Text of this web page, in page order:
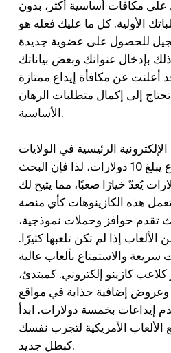
مكافآت أساسية أكثر، بدون
الأولية. كل ما عليك فعله هو
للحصول على عضوية جديدة
بإدخال عنوانك وبعض بياناتك
أعلنت عن مكافأة إيداع ممتازة
فقد تحتاج إلى إكمال متطلبات الرهان
الأساسية.
الرئيسية في الولايات
المتحدة حدًا أدنى للإيداع يبلغ 10 دولارات، لذا فإن البحث
يُعدّ خيارًا صعبًا، مما يتيح لك
هذه الكازينوهات كأي منصة
تقدم حوافز وحملات نموذجية،
إذا لم تكن تلعبها كثيرًا.
سريعة والاستمتاع بألعاب عالية
كلاعب كازينو إلكتروني. كمبتدئ،
وعروض إضافية جذابة في مواقع
إيداعات بخمسة دولارات. ابدأ
الأمريكية لتجرب نفسك
كبطل جديد.